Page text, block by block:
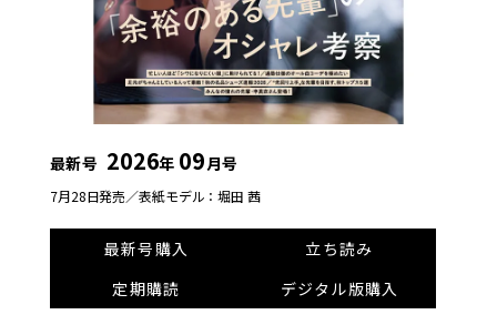
最新号 2026年 09月号
7月28日発売／表紙モデル：堀田 茜
最新号購入
立ち読み
定期購読
デジタル版購入